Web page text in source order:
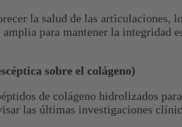
la salud de las articulaciones,
para mantener la integridad
sobre el colágeno)
de colágeno hidrolizados
las últimas investigaciones